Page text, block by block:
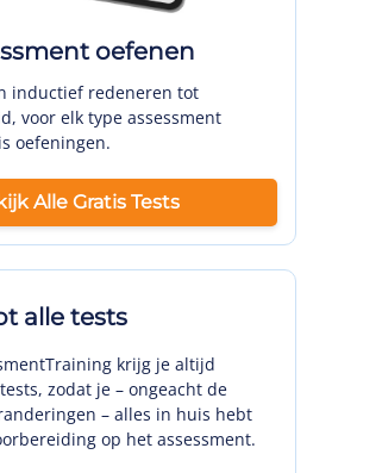
oefenen
inductief redeneren tot
voor elk type assessment
oefeningen.
Alle Gratis Tests
alle tests
krijg je altijd
zodat je – ongeacht de
– alles in huis hebt
op het assessment.